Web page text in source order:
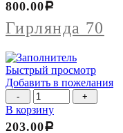
70
Гирлянда 70
800.00Р
Быстрый просмотр
Добавить в пожелания
Количество
товара
Свеча
В корзину
203.00Р